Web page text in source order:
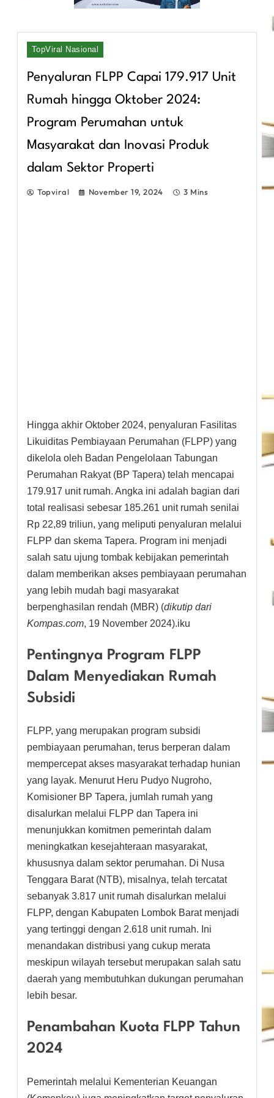
TopViral Nasional
Penyaluran FLPP Capai 179.917 Unit
Rumah hingga Oktober 2024:
Program Perumahan untuk
Masyarakat dan Inovasi Produk
dalam Sektor Properti
Topviral November 19, 2024 3 Mins
Hingga akhir Oktober 2024, penyaluran Fasilitas
Likuiditas Pembiayaan Perumahan (FLPP) yang
dikelola oleh Badan Pengelolaan Tabungan
Perumahan Rakyat (BP Tapera) telah mencapai
179.917 unit rumah. Angka ini adalah bagian dari
total realisasi sebesar 185.261 unit rumah senilai
Rp 22,89 triliun, yang meliputi penyaluran melalui
FLPP dan skema Tapera. Program ini menjadi
salah satu ujung tombak kebijakan pemerintah
dalam memberikan akses pembiayaan perumahan
yang lebih mudah bagi masyarakat
berpenghasilan rendah (MBR) (dikutip dari
Kompas.com, 19 November 2024).iku
Pentingnya Program FLPP
Dalam Menyediakan Rumah
Subsidi
FLPP, yang merupakan program subsidi
pembiayaan perumahan, terus berperan dalam
mempercepat akses masyarakat terhadap hunian
yang layak. Menurut Heru Pudyo Nugroho,
Komisioner BP Tapera, jumlah rumah yang
disalurkan melalui FLPP dan Tapera ini
menunjukkan komitmen pemerintah dalam
meningkatkan kesejahteraan masyarakat,
khususnya dalam sektor perumahan. Di Nusa
Tenggara Barat (NTB), misalnya, telah tercatat
sebanyak 3.817 unit rumah disalurkan melalui
FLPP, dengan Kabupaten Lombok Barat menjadi
yang tertinggi dengan 2.618 unit rumah. Ini
menandakan distribusi yang cukup merata
meskipun wilayah tersebut merupakan salah satu
daerah yang membutuhkan dukungan perumahan
lebih besar.
Penambahan Kuota FLPP Tahun
2024
Pemerintah melalui Kementerian Keuangan